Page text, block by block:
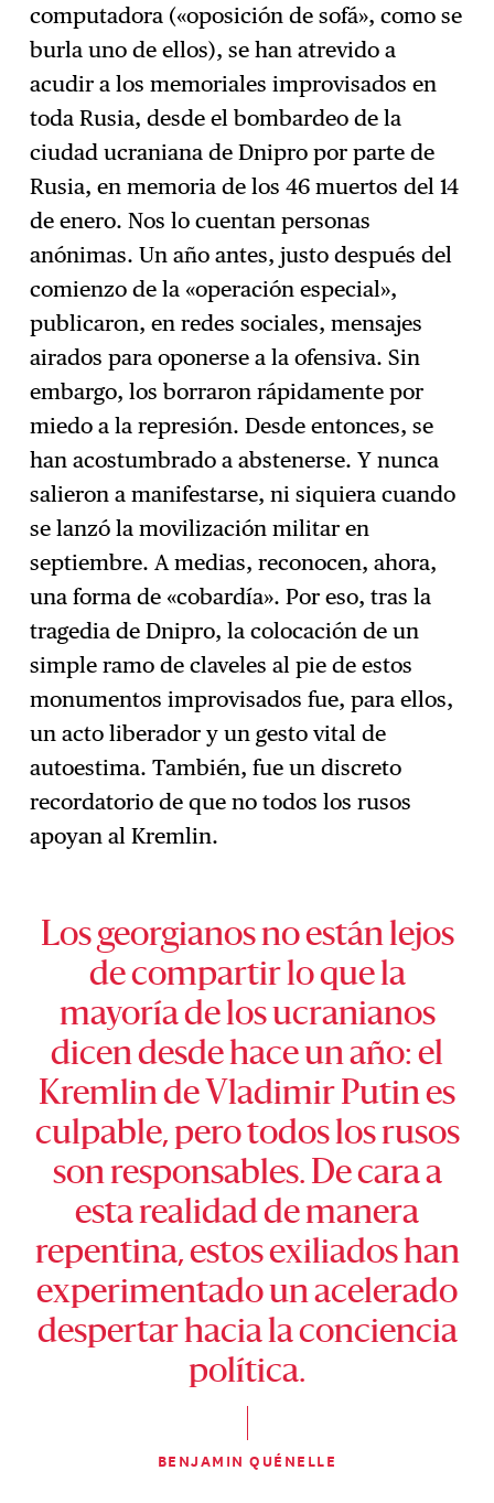
computadora («oposición de sofá», como se
burla uno de ellos), se han atrevido a
acudir a los memoriales improvisados en
toda Rusia, desde el bombardeo de la
ciudad ucraniana de Dnipro por parte de
Rusia, en memoria de los 46 muertos del 14
de enero. Nos lo cuentan personas
anónimas. Un año antes, justo después del
comienzo de la «operación especial»,
publicaron, en redes sociales, mensajes
airados para oponerse a la ofensiva. Sin
embargo, los borraron rápidamente por
miedo a la represión. Desde entonces, se
han acostumbrado a abstenerse. Y nunca
salieron a manifestarse, ni siquiera cuando
se lanzó la movilización militar en
septiembre. A medias, reconocen, ahora,
una forma de «cobardía». Por eso, tras la
tragedia de Dnipro, la colocación de un
simple ramo de claveles al pie de estos
monumentos improvisados fue, para ellos,
un acto liberador y un gesto vital de
autoestima. También, fue un discreto
recordatorio de que no todos los rusos
apoyan al Kremlin.
Los georgianos no están lejos
de compartir lo que la
mayoría de los ucranianos
dicen desde hace un año: el
Kremlin de Vladimir Putin es
culpable, pero todos los rusos
son responsables. De cara a
esta realidad de manera
repentina, estos exiliados han
experimentado un acelerado
despertar hacia la conciencia
política.
BENJAMIN QUÉNELLE